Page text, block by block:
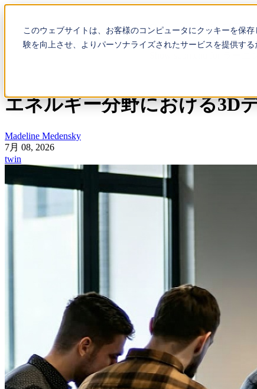
このウェブサイトは、お客様のコンピュータにクッキーを保
験を向上させ、よりパーソナライズされたサービスを提供す
Show submenu for 製品 製
エネルギー分野における3D
Madeline Medensky
7月 08, 2026
twin